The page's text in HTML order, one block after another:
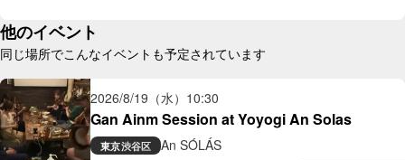
他のイベント
同じ場所でこんなイベントも予定されています
2026/8/19（水） 10:30
Gan Ainm Session at Yoyogi An Solas
東京渋谷区 An SÓLÁS